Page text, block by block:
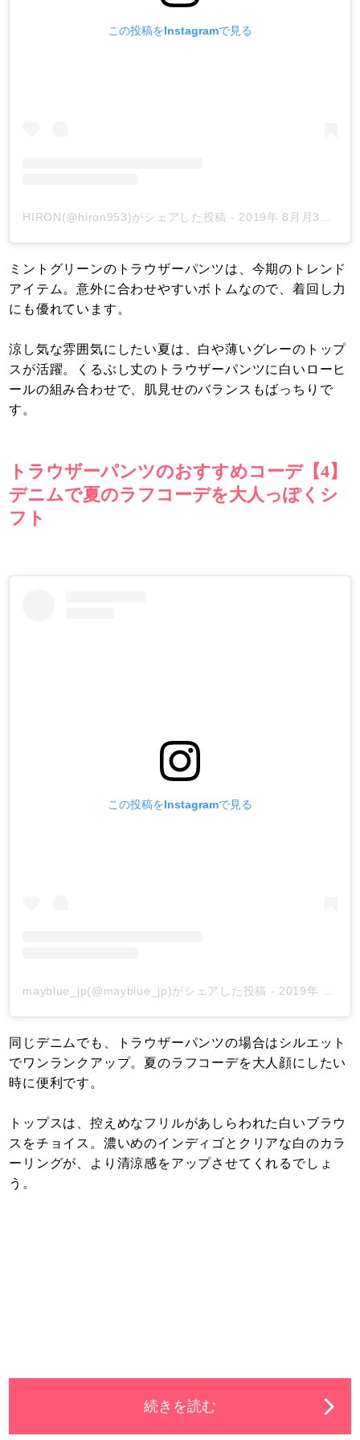
この投稿をInstagramで見る
HIRON(@hiron953)がシェアした投稿 - 2019年 8月月31日午前4時00分PDT
ミントグリーンのトラウザーパンツは、今期のトレンド
アイテム。意外に合わせやすいボトムなので、着回し力
にも優れています。
涼し気な雰囲気にしたい夏は、白や薄いグレーのトップ
スが活躍。くるぶし丈のトラウザーパンツに白いローヒ
ールの組み合わせで、肌見せのバランスもばっちりで
す。
トラウザーパンツのおすすめコーデ【4】
デニムで夏のラフコーデを大人っぽくシ
フト
この投稿をInstagramで見る
mayblue_jp(@mayblue_jp)がシェアした投稿 - 2019年 8月月8日午後6時50分PDT
同じデニムでも、トラウザーパンツの場合はシルエット
でワンランクアップ。夏のラフコーデを大人顔にしたい
時に便利です。
トップスは、控えめなフリルがあしらわれた白いブラウ
スをチョイス。濃いめのインディゴとクリアな白のカラ
ーリングが、より清涼感をアップさせてくれるでしょ
う。
続きを読む